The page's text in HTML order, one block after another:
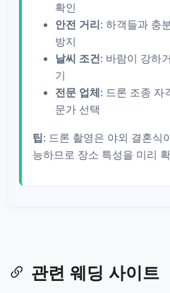
확인
안전 거리: 하객들과 충
방지
날씨 조건 : 바람이 강하
기
전문 업체 : 드론 조종 자
문가 선택
팁 : 드론 촬영은 야외 결혼식
능하므로 장소 특성을 미리
관련 웨딩 사이트